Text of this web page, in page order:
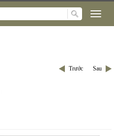
Trước Sau